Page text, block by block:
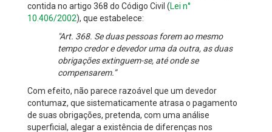
contida no artigo 368 do Código Civil (Lei n°
10.406/2002), que estabelece:
"Art. 368. Se duas pessoas forem ao mesmo
tempo credor e devedor uma da outra, as duas
obrigações extinguem-se, até onde se
compensarem.”
Com efeito, não parece razoável que um devedor
contumaz, que sistematicamente atrasa o pagamento
de suas obrigações, pretenda, com uma análise
superficial, alegar a existência de diferenças nos